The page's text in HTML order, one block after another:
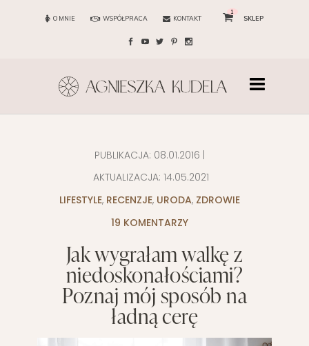
O MNIE WSPÓŁPRACA KONTAKT
1
SKLEP
PUBLIKACJA: 08.01.2016
AKTUALIZACJA: 14.05.2021
LIFESTYLE, RECENZJE, URODA, ZDROWIE
19 KOMENTARZY
Jak wygrałam walkę z
niedoskonałościami?
Poznaj mój sposób na
ładną cerę